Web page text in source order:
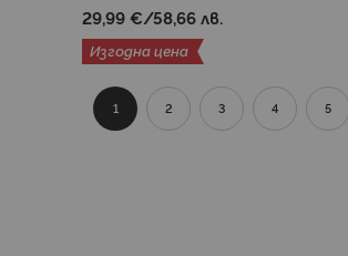
29,99 €/58,66 лв.
Изгодна цена
Страница
В1 Страница
2 Страница
3 Страница
4 5